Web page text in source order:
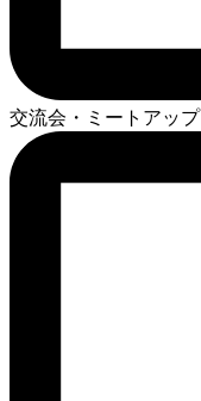
交流会・ミートアップ